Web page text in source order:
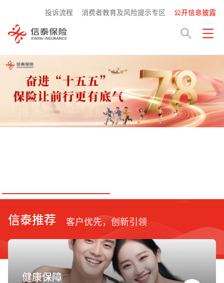
投诉流程 消费者教育及风险提示专区 公开信息披露
信泰推荐 客户优先，创新引领
健康保障